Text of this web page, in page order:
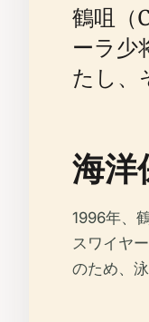
鶴咀（
ーラ少
たし、
海洋
1996年、
スワイヤ
のため、